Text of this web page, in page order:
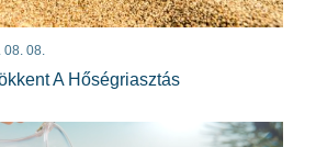
08. 08.
A Hőségriasztás